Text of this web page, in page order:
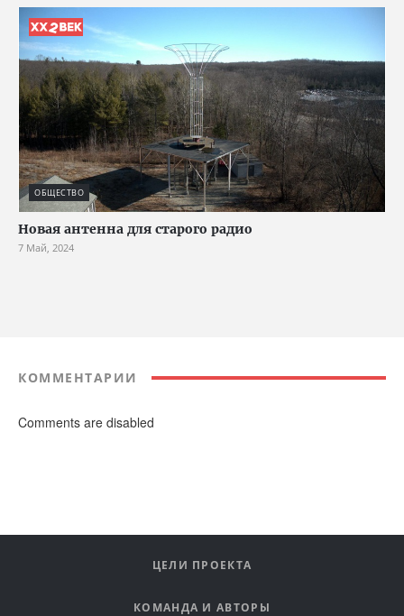
ОБЩЕСТВО
Новая антенна для старого радио
7 Май, 2024
КОММЕНТАРИИ
Comments are disabled
ЦЕЛИ ПРОЕКТА
КОМАНДА И АВТОРЫ